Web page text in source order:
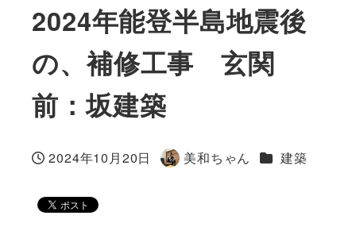
2024年能登半島地震後
の、補修工事 玄関
前：坂建築
投稿日
2024年10月20日
著
美和ちゃん カテゴリー
建築